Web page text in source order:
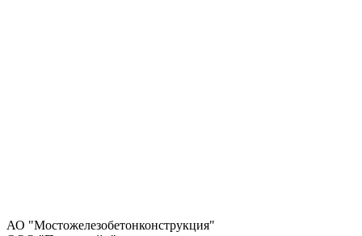
АО "Мостожелезобетонконструкция"